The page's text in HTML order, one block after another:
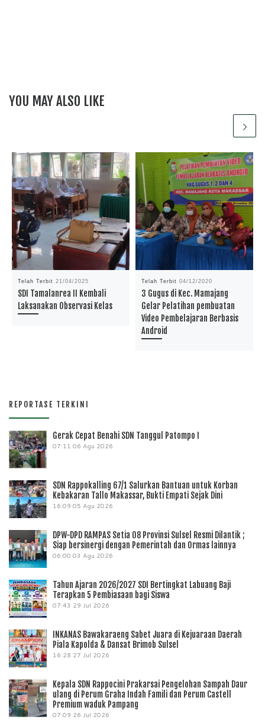
YOU MAY ALSO LIKE
Telah Terbit21/04/2025
SDI Tamalanrea II Kembali
Laksanakan Observasi Kelas
Telah Terbit04/12/2020
3 Gugus di Kec. Mamajang
Gelar Pelatihan pembuatan
Video Pembelajaran Berbasis
Android
REPORTASE TERKINI
Gerak Cepat Benahi SDN Tanggul Patompo I
07:11 06 Agu 2026
SDN Rappokalling 67/1 Salurkan Bantuan untuk Korban
Kebakaran Tallo Makassar, Bukti Empati Sejak Dini
16:09 05 Agu 2026
DPW-DPD RAMPAS Setia 08 Provinsi Sulsel Resmi Dilantik ;
Siap bersinergi dengan Pemerintah dan Ormas lainnya
06:00 03 Agu 2026
Tahun Ajaran 2026/2027 SDI Bertingkat Labuang Baji
Terapkan 5 Pembiasaan bagi Siswa
07:43 29 Jul 2026
INKANAS Bawakaraeng Sabet Juara di Kejuaraan Daerah
Piala Kapolda & Dansat Brimob Sulsel
16:28 27 Jul 2026
Kepala SDN Rappocini Prakarsai Pengelohan Sampah Daur
ulang di Perum Graha Indah Famili dan Perum Castell
Premium waduk Pampang
07:09 26 Jul 2026